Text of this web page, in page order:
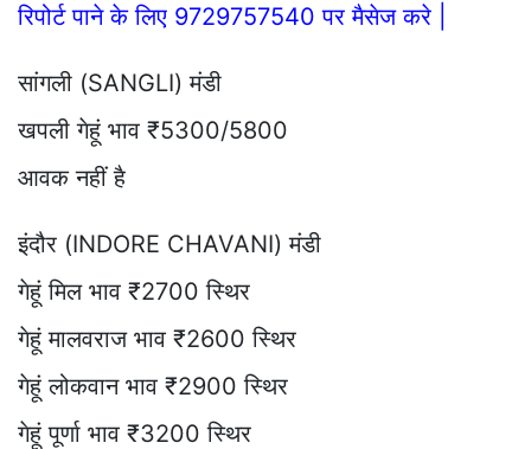
रिपोर्ट पाने के लिए 9729757540 पर मैसेज करे |
सांगली (SANGLI) मंडी
खपली गेहूं भाव ₹5300/5800
आवक नहीं है
इंदौर (INDORE CHAVANI) मंडी
गेहूं मिल भाव ₹2700 स्थिर
गेहूं मालवराज भाव ₹2600 स्थिर
गेहूं लोकवान भाव ₹2900 स्थिर
गेहूं पूर्णा भाव ₹3200 स्थिर